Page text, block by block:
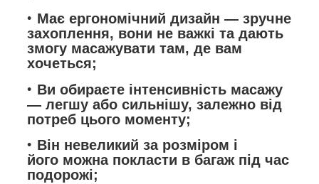
Має ергономічний дизайн — зручне
захоплення, вони не важкі та дають
змогу масажувати там, де вам
хочеться;
Ви обираєте інтенсивність масажу
— легшу або сильнішу, залежно від
потреб цього моменту;
Він невеликий за розміром і
його можна покласти в багаж під час
подорожі;